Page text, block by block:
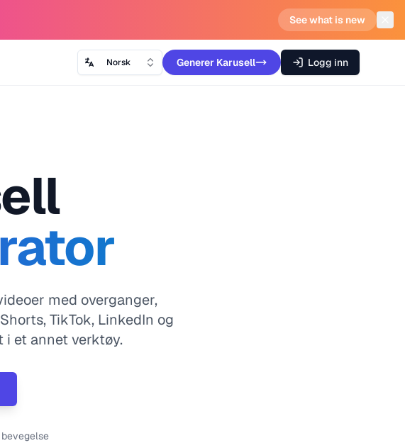
See what is new
Norsk Generer Karusell Logg inn
med overganger,
TikTok, LinkedIn og
i et annet verktøy.